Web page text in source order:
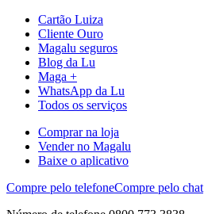
Cartão Luiza
Cliente Ouro
Magalu seguros
Blog da Lu
Maga +
WhatsApp da Lu
Todos os serviços
Comprar na loja
Vender no Magalu
Baixe o aplicativo
Compre pelo telefoneCompre pelo chat